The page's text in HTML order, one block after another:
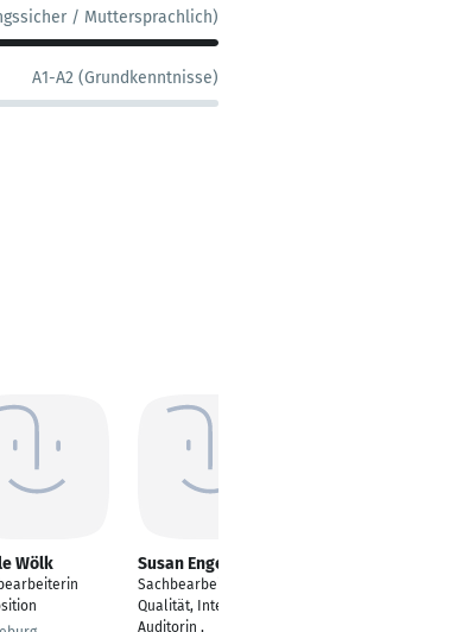
/ Muttersprachlich)
A1-A2 (Grundkenntnisse)
Wölk Susan Engelmann
Sachbearbeiterin
Qualität, Interne
Auditorin ,